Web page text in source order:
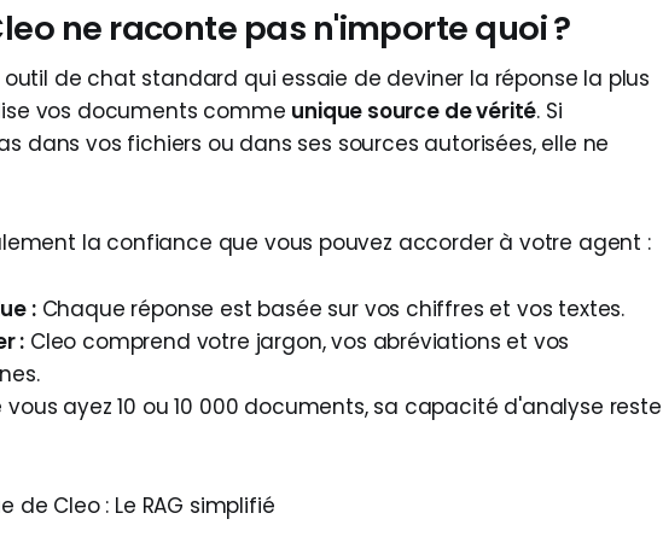
ne raconte pas n'importe quoi ?
de chat standard qui essaie de deviner la réponse la plus
vos documents comme unique source de vérité. Si
dans vos fichiers ou dans ses sources autorisées, elle ne
la confiance que vous pouvez accorder à votre agent :
:Chaque réponse est basée sur vos chiffres et vos textes.
: Cleo comprend votre jargon, vos abréviations et vos
ayez 10 ou 10 000 documents, sa capacité d'analyse reste
de Cleo : Le RAG simplifié